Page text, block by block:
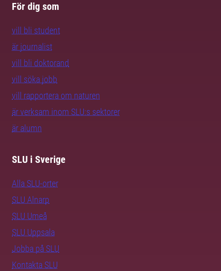
För dig som
vill bli student
är journalist
vill bli doktorand
vill söka jobb
vill rapportera om naturen
är verksam inom SLU:s sektorer
är alumn
SLU i Sverige
Alla SLU-orter
SLU Alnarp
SLU Umeå
SLU Uppsala
Jobba på SLU
Kontakta SLU